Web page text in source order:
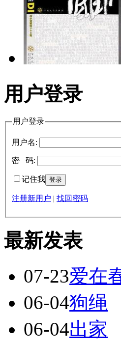
用户登录
用户登录
用户名:
密 码:
记住我
注册新用户 | 找回密码
最新发表
07-23爱在
06-04狗绳
06-04出家